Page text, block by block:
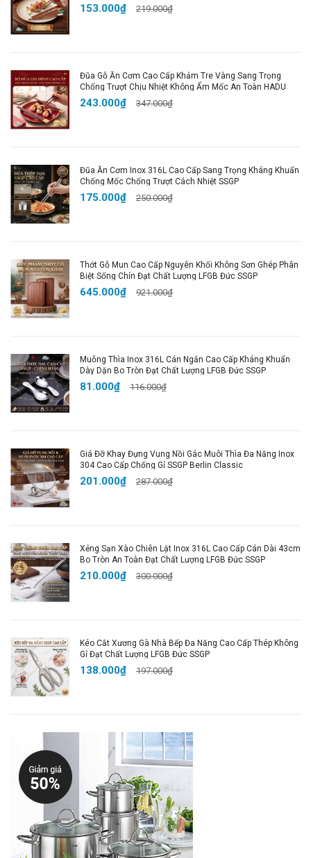
dụng sản phẩm hiệu quả tối ưu.
#giadedoruabat #giadedoruachen #giadungdo
153.000₫ 219.000₫
Đũa Gỗ Ăn Cơm Cao Cấp Khảm Tre Vàng Sang Trọng
Chống Trượt Chịu Nhiệt Không Ẩm Mốc An Toàn HADU
243.000₫ 347.000₫
Đũa Ăn Cơm Inox 316L Cao Cấp Sang Trọng Kháng Khuẩn
Chống Mốc Chống Trượt Cách Nhiệt SSGP
175.000₫ 250.000₫
Thớt Gỗ Mun Cao Cấp Nguyên Khối Không Sơn Ghép Phân
Biệt Sống Chín Đạt Chất Lượng LFGB Đức SSGP
645.000₫ 921.000₫
Muỗng Thìa Inox 316L Cán Ngắn Cao Cấp Kháng Khuẩn
Dày Dặn Bo Tròn Đạt Chất Lượng LFGB Đức SSGP
81.000₫ 116.000₫
Giá Đỡ Khay Đựng Vung Nồi Gác Muôi Thìa Đa Năng Inox
304 Cao Cấp Chống Gỉ SSGP Berlin Classic
201.000₫ 287.000₫
Xẻng Sạn Xào Chiên Lật Inox 316L Cao Cấp Cán Dài 43cm
Bo Tròn An Toàn Đạt Chất Lượng LFGB Đức SSGP
210.000₫ 300.000₫
Kéo Cắt Xương Gà Nhà Bếp Đa Năng Cao Cấp Thép Không
Gỉ Đạt Chất Lượng LFGB Đức SSGP
138.000₫ 197.000₫